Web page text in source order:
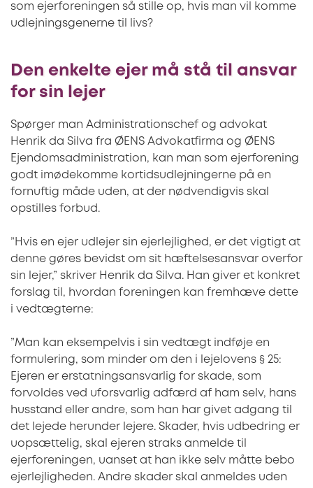
som ejerforeningen så stille op, hvis man vil komme
udlejningsgenerne til livs?
Den enkelte ejer må stå til ansvar
for sin lejer
Spørger man Administrationschef og advokat
Henrik da Silva fra ØENS Advokatfirma og ØENS
Ejendomsadministration, kan man som ejerforening
godt imødekomme kortidsudlejningerne på en
fornuftig måde uden, at der nødvendigvis skal
opstilles forbud.
”Hvis en ejer udlejer sin ejerlejlighed, er det vigtigt at
denne gøres bevidst om sit hæftelsesansvar overfor
sin lejer,” skriver Henrik da Silva. Han giver et konkret
forslag til, hvordan foreningen kan fremhæve dette
i vedtægterne:
”Man kan eksempelvis i sin vedtægt indføje en
formulering, som minder om den i lejelovens § 25:
Ejeren er erstatningsansvarlig for skade, som
forvoldes ved uforsvarlig adfærd af ham selv, hans
husstand eller andre, som han har givet adgang til
det lejede herunder lejere. Skader, hvis udbedring er
uopsættelig, skal ejeren straks anmelde til
ejerforeningen, uanset at han ikke selv måtte bebo
ejerlejligheden. Andre skader skal anmeldes uden